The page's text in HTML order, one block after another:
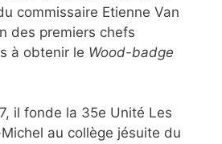
commissaire Etienne Van
des premiers chefs
à obtenir le Wood-badge
il fonde la 35e Unité Les
au collège jésuite du